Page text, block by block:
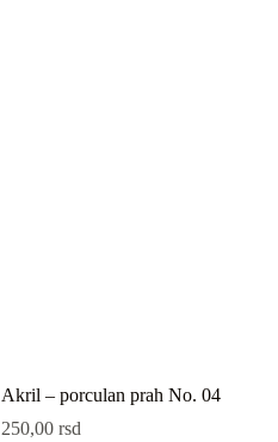
Akril – porculan prah No. 04
250,00 rsd